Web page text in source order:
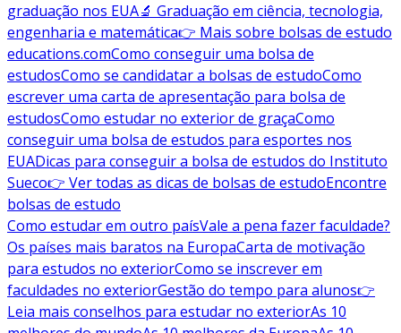
graduação nos EUA🔬 Graduação em ciência, tecnologia,
engenharia e matemática👉 Mais sobre bolsas de estudo
educations.comComo conseguir uma bolsa de
estudosComo se candidatar a bolsas de estudoComo
escrever uma carta de apresentação para bolsa de
estudosComo estudar no exterior de graçaComo
conseguir uma bolsa de estudos para esportes nos
EUADicas para conseguir a bolsa de estudos do Instituto
Sueco👉 Ver todas as dicas de bolsas de estudoEncontre
bolsas de estudo
Como estudar em outro paísVale a pena fazer faculdade?
Os países mais baratos na EuropaCarta de motivação
para estudos no exteriorComo se inscrever em
faculdades no exteriorGestão do tempo para alunos👉
Leia mais conselhos para estudar no exteriorAs 10